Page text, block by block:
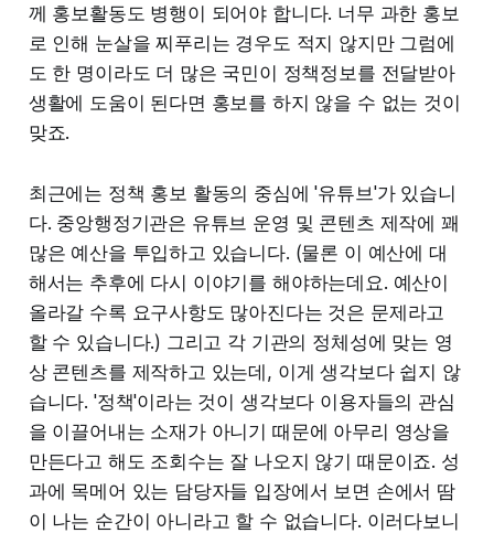
께 홍보활동도 병행이 되어야 합니다. 너무 과한 홍보
로 인해 눈살을 찌푸리는 경우도 적지 않지만 그럼에
도 한 명이라도 더 많은 국민이 정책정보를 전달받아
생활에 도움이 된다면 홍보를 하지 않을 수 없는 것이
맞죠.
최근에는 정책 홍보 활동의 중심에 '유튜브'가 있습니
다. 중앙행정기관은 유튜브 운영 및 콘텐츠 제작에 꽤
많은 예산을 투입하고 있습니다. (물론 이 예산에 대
해서는 추후에 다시 이야기를 해야하는데요. 예산이
올라갈 수록 요구사항도 많아진다는 것은 문제라고
할 수 있습니다.) 그리고 각 기관의 정체성에 맞는 영
상 콘텐츠를 제작하고 있는데, 이게 생각보다 쉽지 않
습니다. '정책'이라는 것이 생각보다 이용자들의 관심
을 이끌어내는 소재가 아니기 때문에 아무리 영상을
만든다고 해도 조회수는 잘 나오지 않기 때문이죠. 성
과에 목메어 있는 담당자들 입장에서 보면 손에서 땀
이 나는 순간이 아니라고 할 수 없습니다. 이러다보니